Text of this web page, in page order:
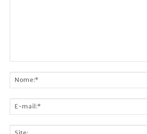
mail:*